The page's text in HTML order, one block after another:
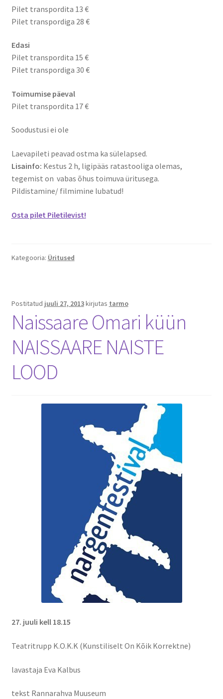
Pilet transpordita 13 €
Pilet transpordiga 28 €
Edasi
Pilet transpordita 15 €
Pilet transpordiga 30 €
Toimumise päeval
Pilet transpordita 17 €
Soodustusi ei ole
Laevapileti peavad ostma ka sülelapsed.
Lisainfo: Kestus 2 h, ligipääs ratastooliga olemas,
tegemist on vabas õhus toimuva üritusega.
Pildistamine/ filmimine lubatud!
Osta pilet Piletilevist!
Kategooria: Üritused
Postitatud juuli 27, 2013kirjutas tarmo
Naissaare Omari küün
NAISSAARE NAISTE
LOOD
27. juuli kell 18.15
Teatritrupp K.O.K.K (Kunstiliselt On Kõik Korrektne)
lavastaja Eva Kalbus
tekst Rannarahva Muuseum